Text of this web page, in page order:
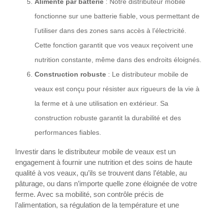
Alimenté par batterie : Notre distributeur mobile
fonctionne sur une batterie fiable, vous permettant de
l’utiliser dans des zones sans accès à l’électricité.
Cette fonction garantit que vos veaux reçoivent une
nutrition constante, même dans des endroits éloignés.
Construction robuste : Le distributeur mobile de
veaux est conçu pour résister aux rigueurs de la vie à
la ferme et à une utilisation en extérieur. Sa
construction robuste garantit la durabilité et des
performances fiables.
Investir dans le distributeur mobile de veaux est un
engagement à fournir une nutrition et des soins de haute
qualité à vos veaux, qu’ils se trouvent dans l’étable, au
pâturage, ou dans n’importe quelle zone éloignée de votre
ferme. Avec sa mobilité, son contrôle précis de
l’alimentation, sa régulation de la température et une